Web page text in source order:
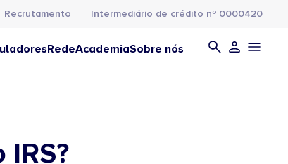
Recrutamento Intermediário de crédito nº 0000420
RedeAcademiaSobre nós